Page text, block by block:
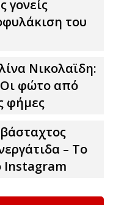
γονείς
του
Νικολαϊδη:
Οι φώτο από
φήμες
– Το
Instagram